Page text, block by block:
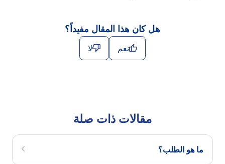
هل كان هذا المقال مفيداً؟
نعم لا
مقالات ذات صلة
ما هو الطلب؟